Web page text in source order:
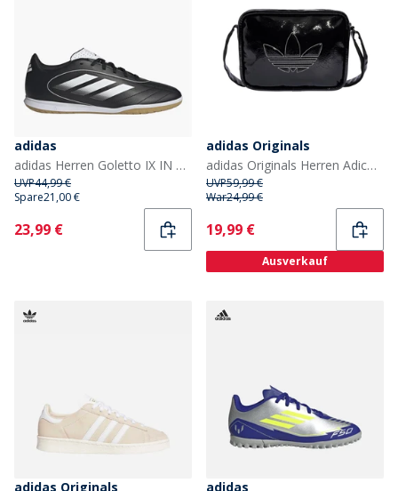
adidas
adidas Herren Goletto IX IN Hallenfußballschuhe Core Black/Cloud White/Core Black
UVP44,99 €
Spare21,00 €
Current
23,99 €
adidas Originals
adidas Originals Herren Adicolour Premium Airliner Tasche Schwarz
UVP59,99 €
War24,99 €
Current
19,99 €
Ausverkauf
adidas Originals
adidas